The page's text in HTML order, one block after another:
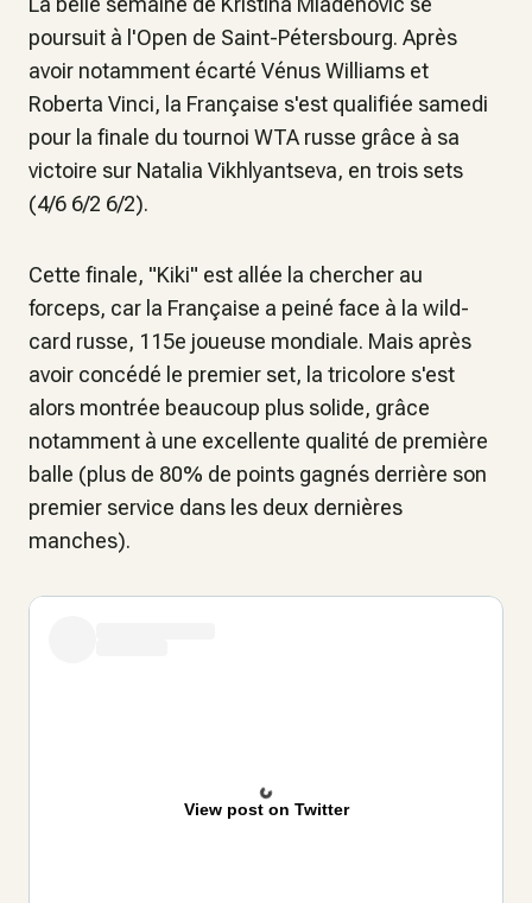
poursuit à l'Open de Saint-Pétersbourg. Après
avoir notamment écarté Vénus Williams et
Roberta Vinci, la Française s'est qualifiée samedi
pour la finale du tournoi WTA russe grâce à sa
victoire sur Natalia Vikhlyantseva, en trois sets
(4/6 6/2 6/2).
Cette finale, "Kiki" est allée la chercher au
forceps, car la Française a peiné face à la wild-
card russe, 115e joueuse mondiale. Mais après
avoir concédé le premier set, la tricolore s'est
alors montrée beaucoup plus solide, grâce
notamment à une excellente qualité de première
balle (plus de 80% de points gagnés derrière son
premier service dans les deux dernières
manches).
View post on Twitter